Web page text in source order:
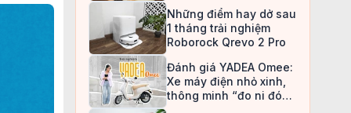
Những điểm hay dở sau
1 tháng trải nghiệm
Roborock Qrevo 2 Pro
Đánh giá YADEA Omee:
Xe máy điện nhỏ xinh,
thông minh “đo ni đóng